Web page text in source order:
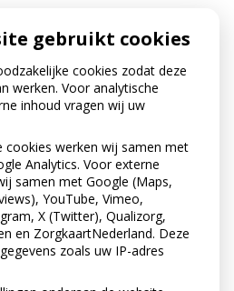
hun duim, speen of vinger.
hun tong bij het slikken
drukken hem tussen de
Duim-, vinger- of speenzuigen
de stand van de tanden.
en tongpersen af te leren.
van de blijvende
iets in handen of leid je
je kind als het een bepaalde
gewoonten niet
tandarts of mondhygiënist om
gebruikt cookies
cookies zodat deze
werken. Voor analytische
inhoud vragen wij uw
cookies werken wij samen met
Analytics. Voor externe
samen met Google (Maps,
YouTube, Vimeo,
X (Twitter), Qualizorg,
en ZorgkaartNederland. Deze
zoals uw IP-adres